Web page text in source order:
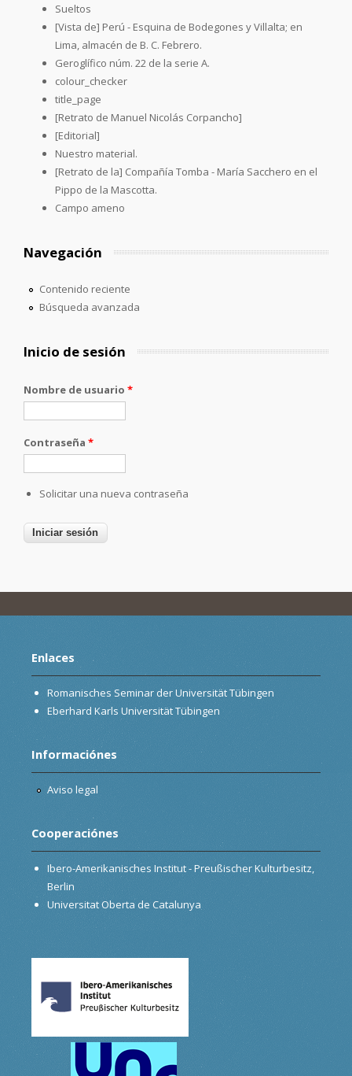
Sueltos
[Vista de] Perú - Esquina de Bodegones y Villalta; en
Lima, almacén de B. C. Febrero.
Geroglífico núm. 22 de la serie A.
colour_checker
title_page
[Retrato de Manuel Nicolás Corpancho]
[Editorial]
Nuestro material.
[Retrato de la] Compañía Tomba - María Sacchero en el
Pippo de la Mascotta.
Campo ameno
Navegación
Contenido reciente
Búsqueda avanzada
Inicio de sesión
Nombre de usuario *
Contraseña *
Solicitar una nueva contraseña
Enlaces
Romanisches Seminar der Universität Tübingen
Eberhard Karls Universität Tübingen
Informaciónes
Aviso legal
Cooperaciónes
Ibero-Amerikanisches Institut - Preußischer Kulturbesitz,
Berlin
Universitat Oberta de Catalunya